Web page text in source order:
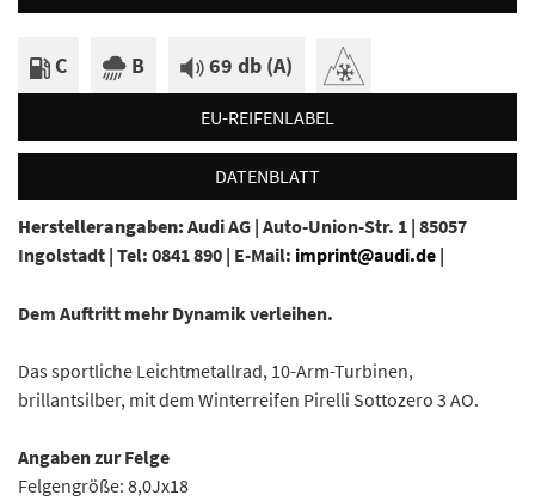
C B 69 db (A)
EU-REIFENLABEL
DATENBLATT
Herstellerangaben: Audi AG | Auto-Union-Str. 1 | 85057
Ingolstadt | Tel: 0841 890 | E-Mail: imprint@audi.de |
Dem Auftritt mehr Dynamik verleihen.
Das sportliche Leichtmetallrad, 10-Arm-Turbinen,
brillantsilber, mit dem Winterreifen Pirelli Sottozero 3 AO.
Angaben zur Felge
Felgengröße: 8,0Jx18